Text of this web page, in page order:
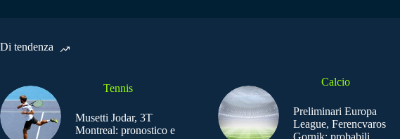
Di tendenza
Tennis
Musetti Jodar, 3T
Montreal: pronostico e
Calcio
Preliminari Europa
League, Ferencvaros